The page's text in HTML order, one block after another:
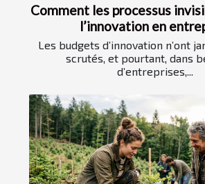
Comment les processus
l’innovation en
Les budgets d’innovation n’ont
scrutés, et pourtant, dans
d’entreprises,...